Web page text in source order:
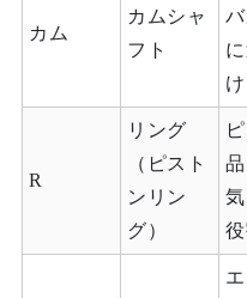
カム
カムシャ
フト
R
リング
（ピスト
ンリン
グ）
役